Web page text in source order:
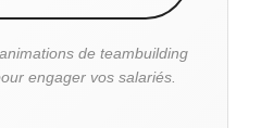
de teambuilding
engager vos salariés.